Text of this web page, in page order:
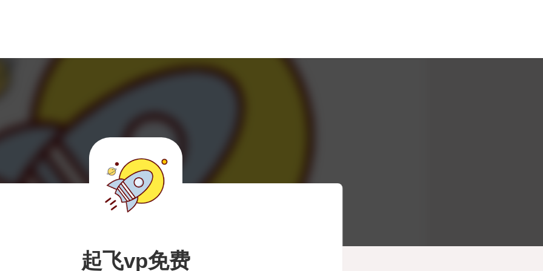
起飞vp免费